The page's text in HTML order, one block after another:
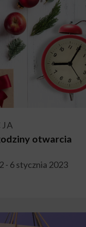
otwarcia
- 6 stycznia 2023